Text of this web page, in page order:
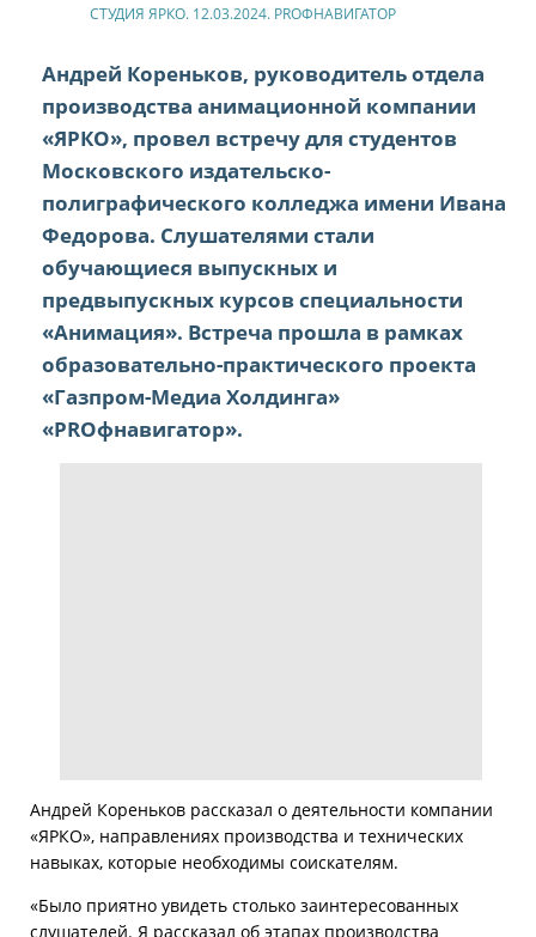
СТУДИЯ ЯРКО. 12.03.2024. PROФНАВИГАТОР
Андрей Кореньков, руководитель отдела
производства анимационной компании
«ЯРКО», провел встречу для студентов
Московского издательско-
полиграфического колледжа имени Ивана
Федорова. Слушателями стали
обучающиеся выпускных и
предвыпускных курсов специальности
«Анимация». Встреча прошла в рамках
образовательно-практического проекта
«Газпром-Медиа Холдинга»
«PROфнавигатор».
Андрей Кореньков рассказал о деятельности компании
«ЯРКО», направлениях производства и технических
навыках, которые необходимы соискателям.
«Было приятно увидеть столько заинтересованных
слушателей. Я рассказал об этапах производства